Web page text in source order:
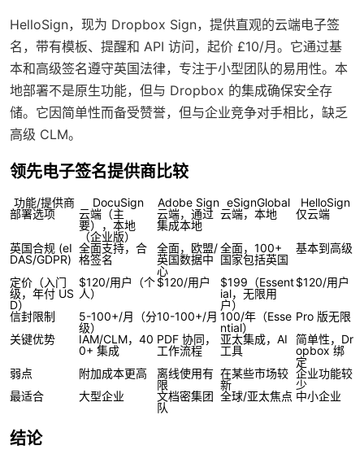
HelloSign，现为 Dropbox Sign，提供直观的云端电子签
名，带有模板、提醒和 API 访问，起价 £10/月。它通过基
本和高级签名遵守英国法律，专注于小型团队的易用性。本
地部署不是原生功能，但与 Dropbox 的集成确保安全存
储。它因简单性而备受赞誉，但与企业竞争对手相比，缺乏
高级 CLM。
领先电子签名提供商比较
功能/提供商 DocuSign Adobe Sign eSignGlobal
HelloSign
部署选项
云端（主
要），本地
（企业版）
云端，通过
集成本地
云端，本地 仅云端
英国合规 (eI
DAS/GDPR)
全面支持，合
格签名
全面，欧盟/
英国数据中
心
全面，100+
国家包括英国
基本到高级
定价（入门
级，年付 US
D）
$120/用户（个
人）
$120/用户
$199（Essent
ial，无限用
户）
$120/用户
信封限制
5-100+/月（分
级）
10-100+/月 100/年（Esse
ntial）
Pro 版无限
关键优势
IAM/CLM，40
0+ 集成
PDF 协同，
工作流程
亚太集成，AI
工具
简单性，Dr
opbox 绑
定
弱点
附加成本更高
离线使用有
限
在某些市场较
新
企业功能较
少
最适合
大型企业
文档密集团
队
全球/亚太焦点 中小企业
结论